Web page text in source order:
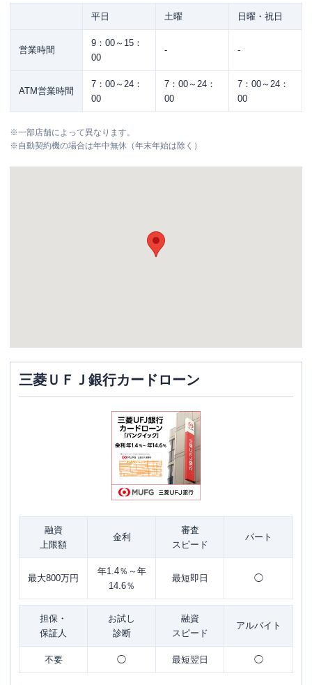
平日 土曜 日曜・祝日
営業時間
9：00～15：
00
- -
ATM営業時間
7：00～24：
00
7：00～24：
00
7：00～24：
00
※一部店舗によって異なります。
※自動契約機の場合は年中無休（年末年始は除く）
三菱ＵＦＪ銀行カードローン
融資
上限額
金利
審査
スピード
パート
最大800万円
年1.4％～年
14.6％
最短即日 ◯
担保・
保証人
お試し
診断
融資
スピード
アルバイト
不要 ◯ 最短翌日 ◯